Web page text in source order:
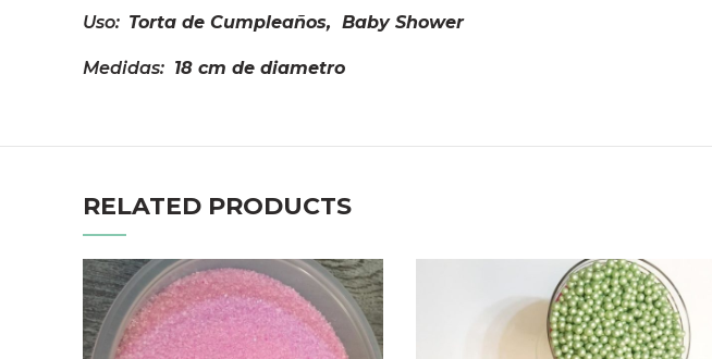
Uso: Torta de Cumpleaños, Baby Shower
Medidas: 18 cm de diametro
RELATED PRODUCTS